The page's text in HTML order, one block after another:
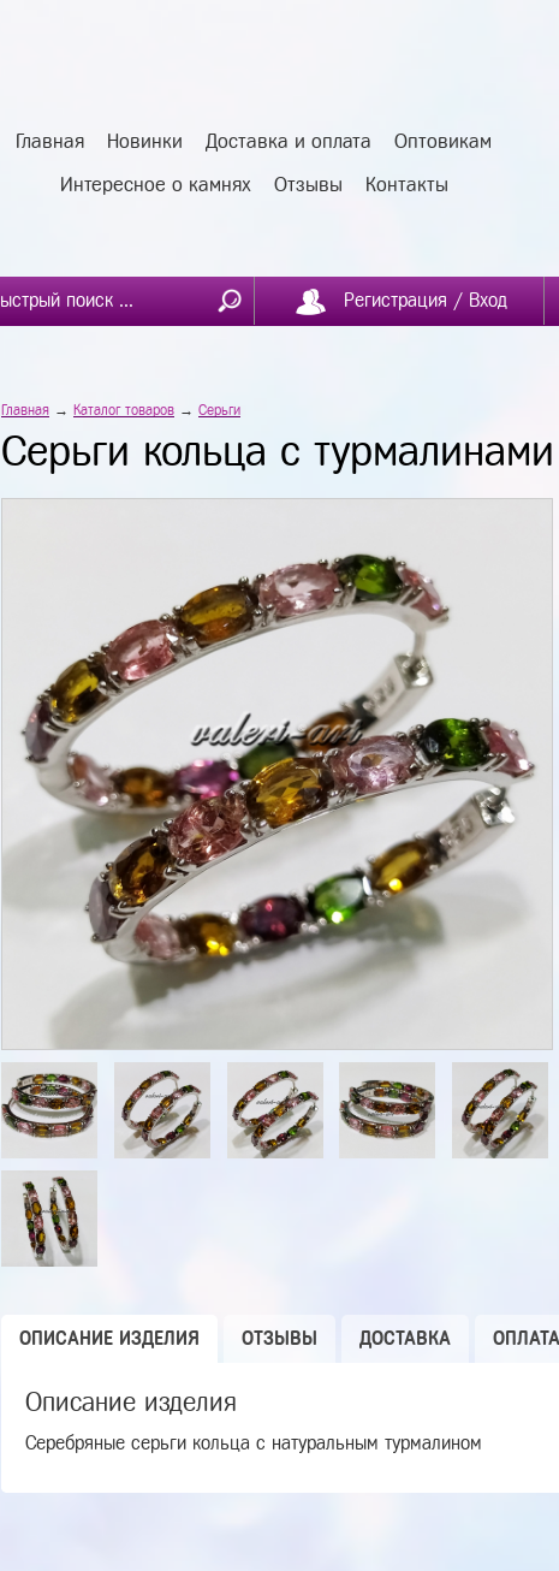
Главная Новинки Доставка и оплата Оптовикам
Интересное о камнях Отзывы Контакты
Регистрация / Вход
Главная → Каталог товаров → Серьги
Серьги кольца с турмалинами
ОПИСАНИЕ ИЗДЕЛИЯ ОТЗЫВЫ ДОСТАВКА ОПЛАТА
Описание изделия
Серебряные серьги кольца с натуральным турмалином